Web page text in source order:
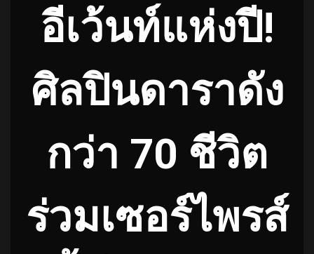
อีเว้นท์แห่งปี!
ศิลปินดาราดัง
กว่า 70 ชีวิต
ร่วมเซอร์ไพรส์